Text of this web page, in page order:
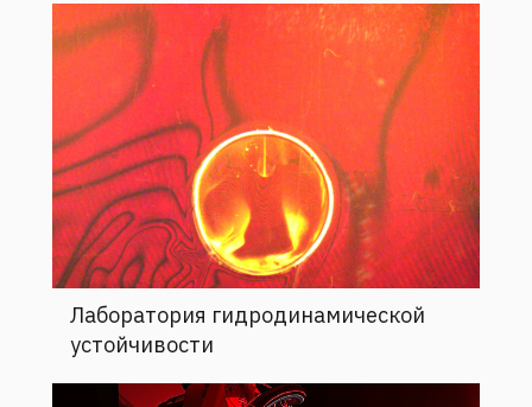
Лаборатория гидродинамической
устойчивости